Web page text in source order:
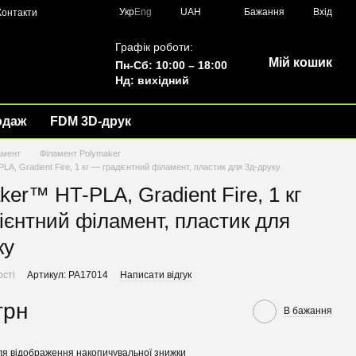
УкрEng UAH Бажання Вхід
Графік роботи:
Пн-Сб: 10:00 – 18:00
Нд: вихідний
Мій кошик
FDM 3D-друк
Філамент Polymaker
Gradient Fire, 1 кг — градієнтний філамент, пластик для 3д-друку
HT-PLA, Gradient Fire, 1 кг
філамент, пластик для
Артикул: PA17014 Написати відгук
В бажання
відображення накопичувальної знижки